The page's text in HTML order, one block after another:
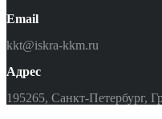
Email
kkt@iskra-kkm.ru
Адрес
195265, Санкт-Петербург,